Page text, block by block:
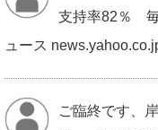
支持率82％ 毎
ュース
ご臨終です、